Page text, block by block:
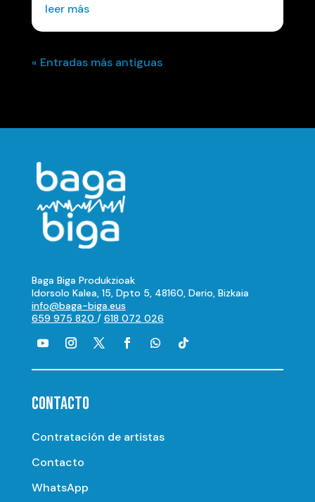
leer más
« Entradas más antiguas
Baga Biga Produkzioak
Idorsolo Kalea, 15, Dpto 5, 48160, Derio, Bizkaia
info@baga-biga.eus
659 975 820 / 618 072 026
CONTACTO
Contratación de artistas
Contacto
WhatsApp